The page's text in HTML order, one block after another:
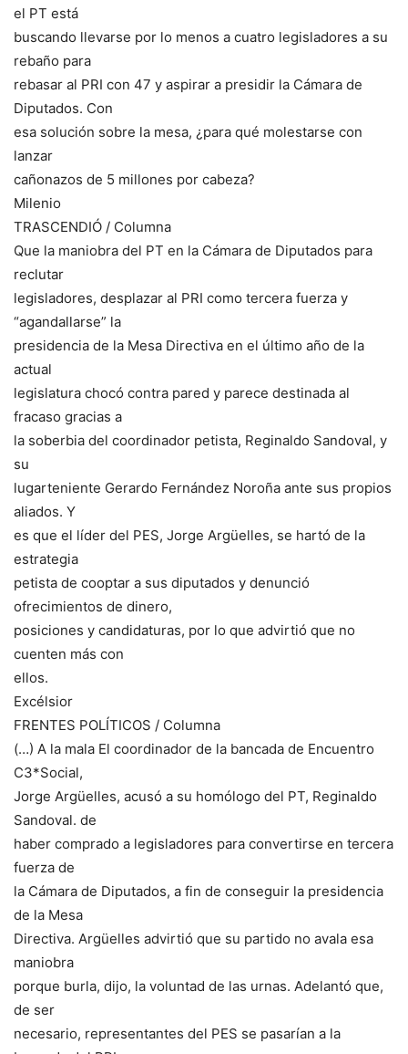
el PT está
buscando llevarse por lo menos a cuatro legisladores a su
rebaño para
rebasar al PRI con 47 y aspirar a presidir la Cámara de
Diputados. Con
esa solución sobre la mesa, ¿para qué molestarse con
lanzar
cañonazos de 5 millones por cabeza?
Milenio
TRASCENDIÓ / Columna
Que la maniobra del PT en la Cámara de Diputados para
reclutar
legisladores, desplazar al PRI como tercera fuerza y
“agandallarse” la
presidencia de la Mesa Directiva en el último año de la
actual
legislatura chocó contra pared y parece destinada al
fracaso gracias a
la soberbia del coordinador petista, Reginaldo Sandoval, y
su
lugarteniente Gerardo Fernández Noroña ante sus propios
aliados. Y
es que el líder del PES, Jorge Argüelles, se hartó de la
estrategia
petista de cooptar a sus diputados y denunció
ofrecimientos de dinero,
posiciones y candidaturas, por lo que advirtió que no
cuenten más con
ellos.
Excélsior
FRENTES POLÍTICOS / Columna
(…) A la mala El coordinador de la bancada de Encuentro
C3*Social,
Jorge Argüelles, acusó a su homólogo del PT, Reginaldo
Sandoval. de
haber comprado a legisladores para convertirse en tercera
fuerza de
la Cámara de Diputados, a fin de conseguir la presidencia
de la Mesa
Directiva. Argüelles advirtió que su partido no avala esa
maniobra
porque burla, dijo, la voluntad de las urnas. Adelantó que,
de ser
necesario, representantes del PES se pasarían a la